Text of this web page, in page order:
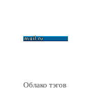
Облако тэгов